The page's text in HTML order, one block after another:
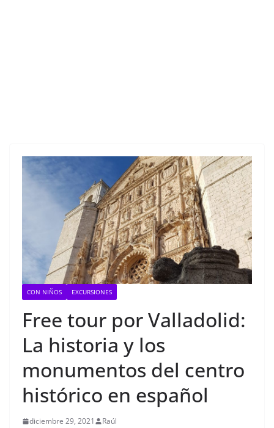
CON NIÑOS EXCURSIONES
Free tour por Valladolid:
La historia y los
monumentos del centro
histórico en español
diciembre 29, 2021 Raúl